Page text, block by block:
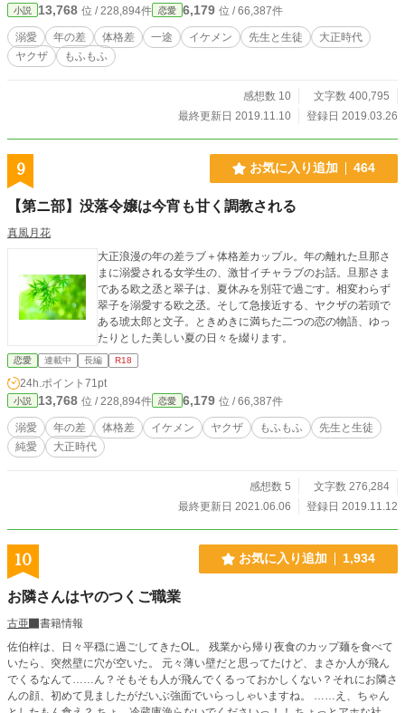
小説 13,768 位 / 228,894件 恋愛 6,179 位 / 66,387件
溺愛 年の差 体格差 一途 イケメン 先生と生徒
大正時代
ヤクザ
もふもふ
感想数 10
文字数 400,795
最終更新日 2019.11.10
登録日 2019.03.26
9 お気に入り追加 464
【第ニ部】没落令嬢は今宵も甘く調教される
真風月花
大正浪漫の年の差ラブ＋体格差カップル。年の離れた旦那さ
まに溺愛される女学生の、激甘イチャラブのお話。旦那さま
である欧之丞と翠子は、夏休みを別荘で過ごす。相変わらず
翠子を溺愛する欧之丞。そして急接近する、ヤクザの若頭で
ある琥太郎と文子。ときめきに満ちた二つの恋の物語、ゆっ
たりとした美しい夏の日々を綴ります。
恋愛 連載中 長編 R18
24h.ポイント 71pt
小説 13,768 位 / 228,894件 恋愛 6,179 位 / 66,387件
溺愛 年の差 体格差 イケメン ヤクザ もふもふ
先生と生徒
純愛
大正時代
感想数 5
文字数 276,284
最終更新日 2021.06.06
登録日 2019.11.12
10 お気に入り追加 1,934
お隣さんはヤのつくご職業
古亜
書籍情報
佐伯梓は、日々平穏に過ごしてきたOL。 残業から帰り夜食のカップ麺を食べて
いたら、突然壁に穴が空いた。 元々薄い壁だと思ってたけど、まさか人が飛ん
でくるなんて……ん？そもそも人が飛んでくるっておかしくない？それにお隣さ
んの顔、初めて見ましたがだいぶ強面でいらっしゃいますね。 ……え、ちゃん